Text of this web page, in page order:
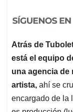
Atrás de
está el equipo
una agencia de
artista, ahí se
encargado de la